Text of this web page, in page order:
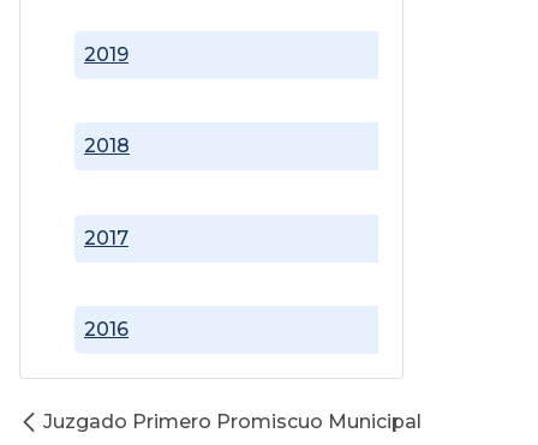
2016
2017
2018
2019
Juzgado Primero Promiscuo Municipal